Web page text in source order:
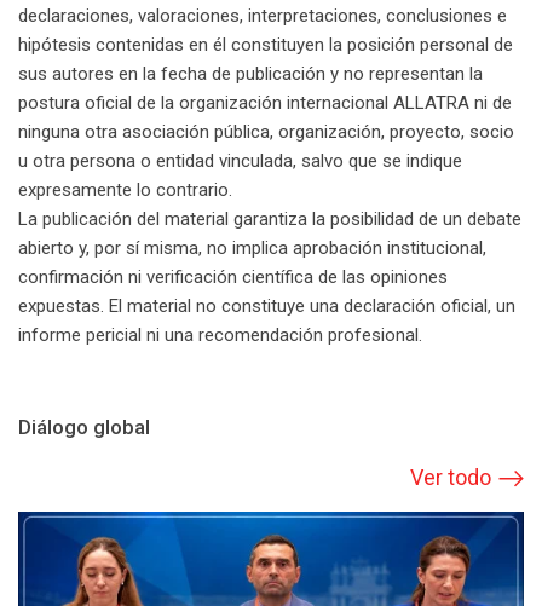
declaraciones, valoraciones, interpretaciones, conclusiones e
hipótesis contenidas en él constituyen la posición personal de
sus autores en la fecha de publicación y no representan la
postura oficial de la organización internacional ALLATRA ni de
ninguna otra asociación pública, organización, proyecto, socio
u otra persona o entidad vinculada, salvo que se indique
expresamente lo contrario.
La publicación del material garantiza la posibilidad de un debate
abierto y, por sí misma, no implica aprobación institucional,
confirmación ni verificación científica de las opiniones
expuestas. El material no constituye una declaración oficial, un
informe pericial ni una recomendación profesional.
Diálogo global
Ver todo